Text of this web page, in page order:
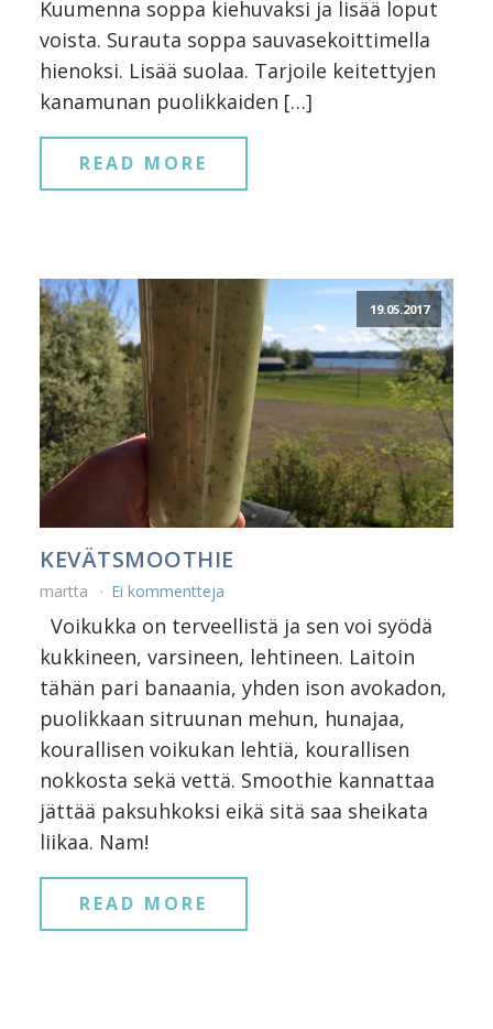
Kuumenna soppa kiehuvaksi ja lisää loput
voista. Surauta soppa sauvasekoittimella
hienoksi. Lisää suolaa. Tarjoile keitettyjen
kanamunan puolikkaiden […]
READ MORE
19.05.2017
KEVÄTSMOOTHIE
martta Ei kommentteja
Voikukka on terveellistä ja sen voi syödä
kukkineen, varsineen, lehtineen. Laitoin
tähän pari banaania, yhden ison avokadon,
puolikkaan sitruunan mehun, hunajaa,
kourallisen voikukan lehtiä, kourallisen
nokkosta sekä vettä. Smoothie kannattaa
jättää paksuhkoksi eikä sitä saa sheikata
liikaa. Nam!
READ MORE